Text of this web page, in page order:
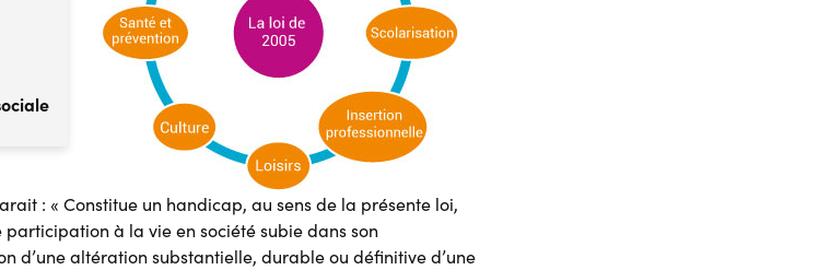
: « Constitue un handicap, au sens de la présente loi,
à la vie en société subie dans son
d’une altération substantielle, durable ou définitive d’une